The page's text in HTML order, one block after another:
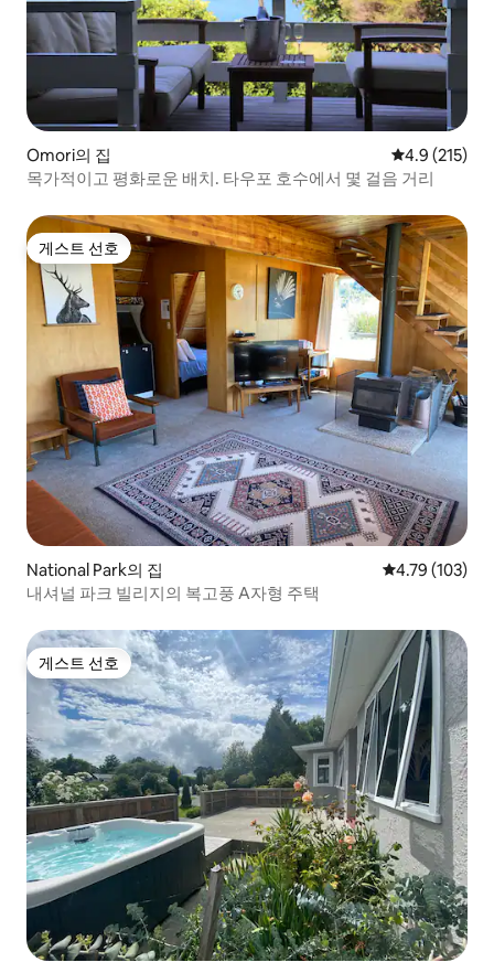
Omori의 집 평점 4.9점(5
4.9 (215)
목가적이고 평화로운 배치. 타우포 호수에서 몇 걸음 거리
게스트 선호
게스트 선호
National Park의 집 평점 4.79점(5
4.79 (103)
내셔널 파크 빌리지의 복고풍 A자형 주택
게스트 선호
게스트 선호